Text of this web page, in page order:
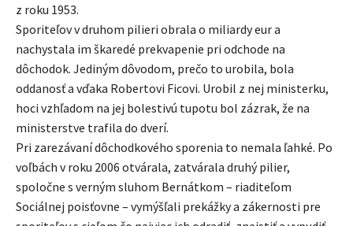
z roku 1953.
Sporiteľov v druhom pilieri obrala o miliardy eur a
nachystala im škaredé prekvapenie pri odchode na
dôchodok. Jediným dôvodom, prečo to urobila, bola
oddanosť a vďaka Robertovi Ficovi. Urobil z nej ministerku,
hoci vzhľadom na jej bolestivú tupotu bol zázrak, že na
ministerstve trafila do dverí.
Pri zarezávaní dôchodkového sporenia to nemala ľahké. Po
voľbách v roku 2006 otvárala, zatvárala druhý pilier,
spoločne s verným sluhom Bernátkom – riaditeľom
Sociálnej poisťovne – vymýšľali prekážky a zákernosti pre